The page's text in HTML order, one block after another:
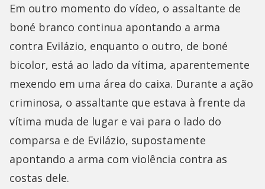
Em outro momento do vídeo, o assaltante de
boné branco continua apontando a arma
contra Evilázio, enquanto o outro, de boné
bicolor, está ao lado da vítima, aparentemente
mexendo em uma área do caixa. Durante a ação
criminosa, o assaltante que estava à frente da
vítima muda de lugar e vai para o lado do
comparsa e de Evilázio, supostamente
apontando a arma com violência contra as
costas dele.